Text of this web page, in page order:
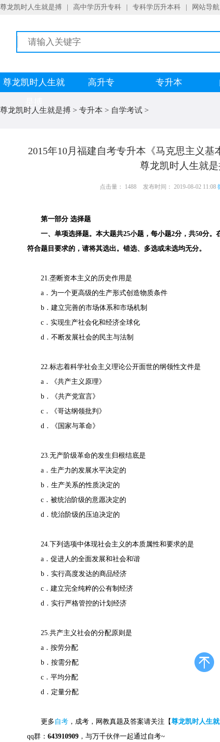
尊龙凯时人生就是搏 高中学历升专科 专科学历升本科 网站导航
尊龙凯时人生就
高升专 专升本
尊龙凯时人生就是搏 > 专升本 > 自学考试 >
2015年10月福建自考专升本《马克思主义基
尊龙凯时人生就
点击量： 1488 发布时间： 2019-08-02 11:08
第一部分 选择题
一、单项选择题。本大题共25小题，每小题2分，共50分。
符合题目要求的， 请将其选出。错选、多选或未选均无分。
21.垄断资本主义的历史作用是
a．为一个更高级的生产形式创造物质条件
b．建立完善的市场体系和市场机制
c．实现生产社会化和经济全球化
d．不断发展社会的民主与法制
22.标志着科学社会主义理论公开面世的纲领性文件是
a．《共产主义原理》
b．《共产党宣言》
c．《哥达纲领批判》
d．《国家与革命》
23.无产阶级革命的发生归根结底是
a．生产力的发展水平决定的
b．生产关系的性质决定的
c．被统治阶级的意愿决定的
d．统治阶级的压迫决定的
24.下列选项中体现社会主义的本质属性和要求的是
a．促进人的全面发展和社会和谐
b．实行高度发达的商品经济
c．建立完全纯粹的公有制经济
d．实行严格管控的计划经济
25.共产主义社会的分配原则是
a．按劳分配
b．按需分配
c．平均分配
d．定量分配
更多 自考 ，成考，网教真题及答案请关注【尊龙凯时人生
qq群： 643910909 ，与万千伙伴一起通过自考~